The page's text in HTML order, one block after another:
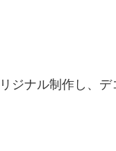
ジナル制作し、